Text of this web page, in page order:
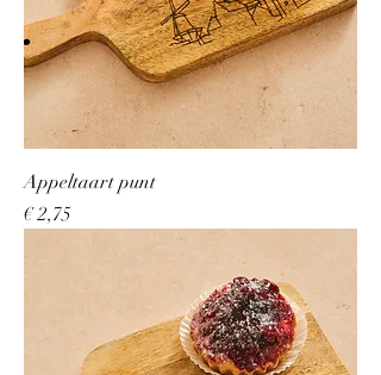
Appeltaart punt
Prijs
€ 2,75